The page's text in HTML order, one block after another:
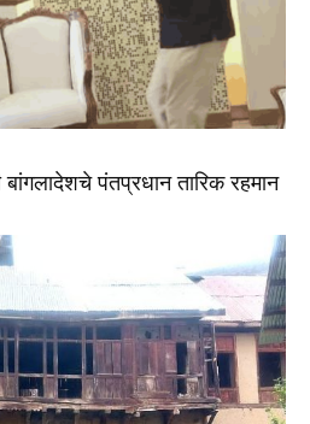
बांगलादेशचे पंतप्रधान तारिक रहमान